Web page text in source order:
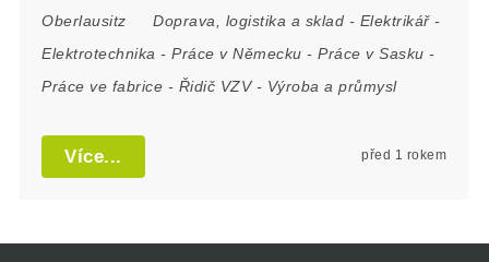
Oberlausitz
Doprava, logistika a sklad - Elektrikář-
Elektrotechnika -Práce v Německu -Práce v Sasku -
Práce ve fabrice - Řidič VZV- Výroba a průmysl
Více... před 1 rokem